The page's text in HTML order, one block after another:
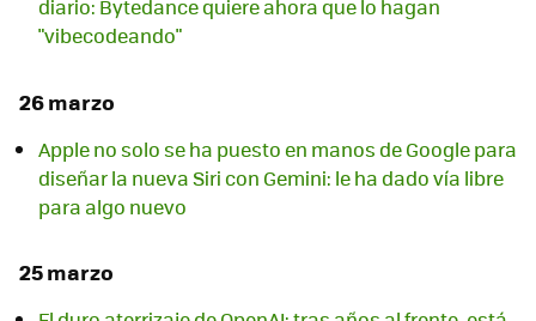
diario: Bytedance quiere ahora que lo hagan
"vibecodeando"
26 marzo
Apple no solo se ha puesto en manos de Google para
diseñar la nueva Siri con Gemini: le ha dado vía libre
para algo nuevo
25 marzo